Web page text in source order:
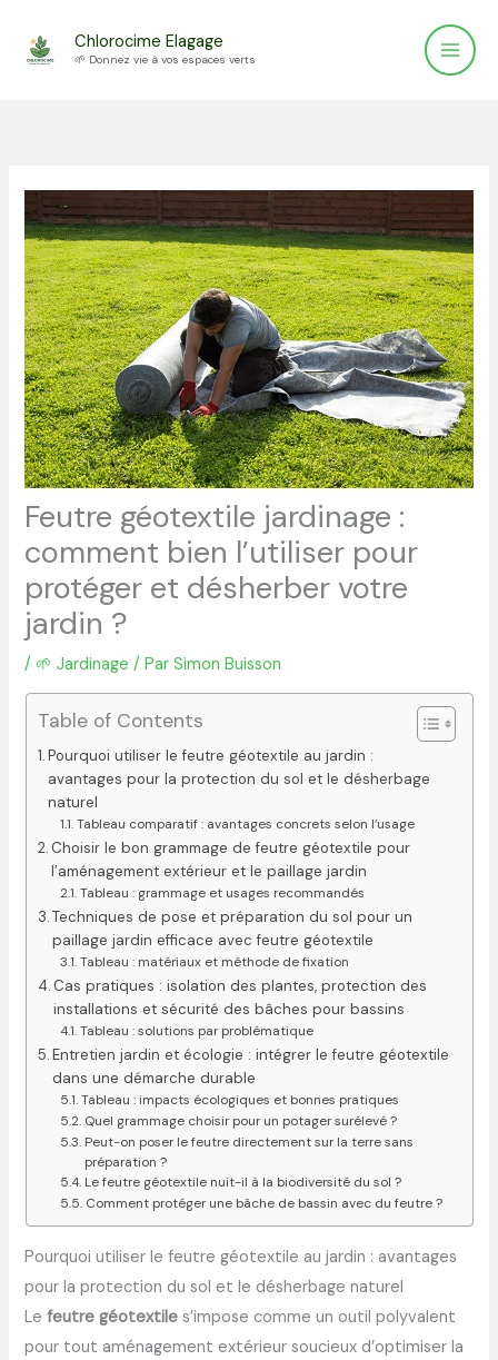
Chlorocime Elagage
🌱 Donnez vie à vos espaces verts
Feutre géotextile jardinage :
comment bien l’utiliser pour
protéger et désherber votre
jardin ?
/ 🌱 Jardinage / ParSimon Buisson
Table of Contents
Pourquoi utiliser le feutre géotextile au jardin :
avantages pour la protection du sol et le désherbage
naturel
Tableau comparatif : avantages concrets selon l’usage
Choisir le bon grammage de feutre géotextile pour
l’aménagement extérieur et le paillage jardin
Tableau : grammage et usages recommandés
Techniques de pose et préparation du sol pour un
paillage jardin efficace avec feutre géotextile
Tableau : matériaux et méthode de fixation
Cas pratiques : isolation des plantes, protection des
installations et sécurité des bâches pour bassins
Tableau : solutions par problématique
Entretien jardin et écologie : intégrer le feutre géotextile
dans une démarche durable
Tableau : impacts écologiques et bonnes pratiques
Quel grammage choisir pour un potager surélevé ?
Peut-on poser le feutre directement sur la terre sans
préparation ?
Le feutre géotextile nuit-il à la biodiversité du sol ?
Comment protéger une bâche de bassin avec du feutre ?
Pourquoi utiliser le feutre géotextile au jardin : avantages
pour la protection du sol et le désherbage naturel
Lefeutre géotextile s’impose comme un outil polyvalent
pour tout aménagement extérieur soucieux d’optimiser la